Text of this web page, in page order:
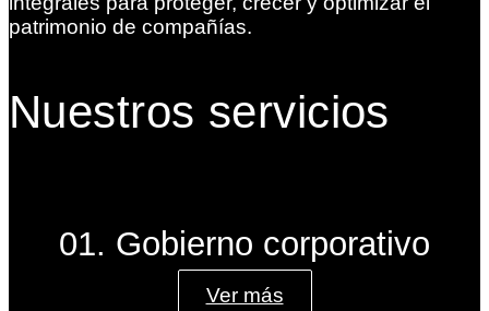
patrimonio de compañías.
Nuestros servicios
01. Gobierno corporativo
Ver más